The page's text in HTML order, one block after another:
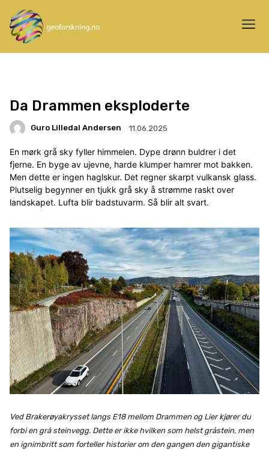
Da Drammen eksploderte
Guro Lilledal Andersen 11.06.2025
En mørk grå sky fyller himmelen. Dype drønn buldrer i det
fjerne. En byge av ujevne, harde klumper hamrer mot bakken.
Men dette er ingen haglskur. Det regner skarpt vulkansk glass.
Plutselig begynner en tjukk grå sky å strømme raskt over
landskapet. Lufta blir badstuvarm. Så blir alt svart.
Ved Brakerøyakrysset langs E18 mellom Drammen og Lier kjører du
forbi en grå steinvegg. Dette er ikke hvilken som helst gråstein, men
en ignimbritt som forteller historier om den gangen den gigantiske